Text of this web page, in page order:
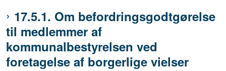
17.5.1. Om befordringsgodtgørelse
til medlemmer af
kommunalbestyrelsen ved
foretagelse af borgerlige vielser